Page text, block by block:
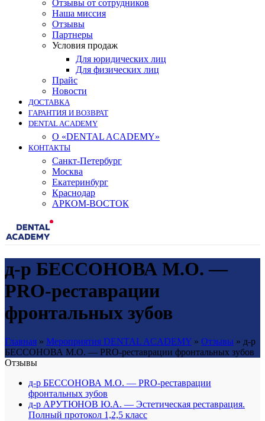
Отзывы от сотрудников
Наша миссия
Отзывы
Партнеры
Условия продаж
Для юридических лиц
Для физических лиц
Прайс
Новости
ДОСТАВКА
ГАРАНТИЯ И ВОЗВРАТ
DENTAL ACADEMY
О «DENTAL ACADEMY»
КОНТАКТЫ
Санкт-Петербург
Москва
Екатеринбург
Краснодар
АРКОМ-ВОСТОК
д-р БЕССОНОВА М.О. —
PRO-реставрации
фронтальных зубов
Главная » Мероприятия DENTAL ACADEMY » Отзывы » д-р
БЕССОНОВА М.О. — PRO-реставрации фронтальных зубов
Отзывы
д-р БЕССОНОВА М.О. — PRO-реставрации
фронтальных зубов
д-р АРУТЮНОВ Ю.А. — Эстетическая реставрация.
Полный протокол 1,2,5 класс